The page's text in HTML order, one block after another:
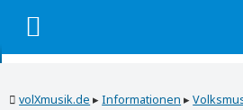
volXmusik.de ▸Informationen ▸